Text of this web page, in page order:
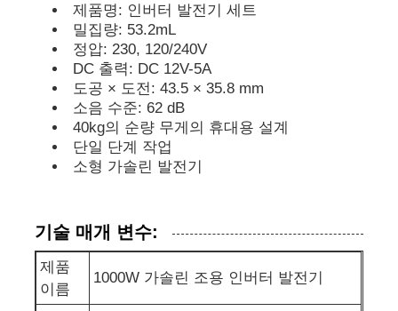
가솔린 발전기 세트
인버터 발전기 세트
휴대용 발전기 세트
디지털 발전기 세트
오픈 프레임 생성기
제품명: 인버터 발전기 세트
밀집량: 53.2mL
정압: 230, 120/240V
DC 출력: DC 12V-5A
도공 × 도전: 43.5 × 35.8 mm
소음 수준: 62 dB
40kg의 순량 무게의 휴대용 설계
단일 단계 작업
소형 가솔린 발전기
기술 매개 변수:
제품
이름
1000W 가솔린 조용 인버터 발전기